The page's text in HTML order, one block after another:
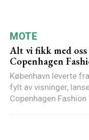
MOTE
Alt vi fikk med
Copenhagen
København leverte
fylt av visninger,
Copenhagen Fashion